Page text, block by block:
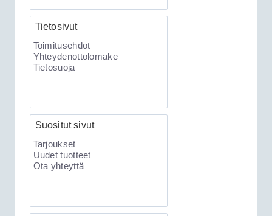
XKLoader2 ohjelmointikaapeli CAN
Tietosivut
Toimitusehdot
Yhteydenottolomake
Tietosuoja
Suositut sivut
Tarjoukset
Uudet tuotteet
Ota yhteyttä